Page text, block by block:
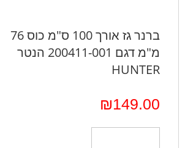
ברנר גז אורך 100 ס"מ כוס 76
מ"מ דגם 200411-001 הנטר
HUNTER
₪149.00